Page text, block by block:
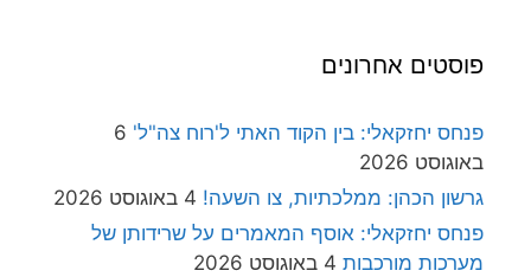
פוסטים אחרונים
פנחס יחזקאלי: בין הקוד האתי ל'רוח צה"ל' 6
באוגוסט 2026
גרשון הכהן: ממלכתיות, צו השעה! 4 באוגוסט 2026
פנחס יחזקאלי: אוסף המאמרים על שרידותן של
מערכות מורכבות 4 באוגוסט 2026